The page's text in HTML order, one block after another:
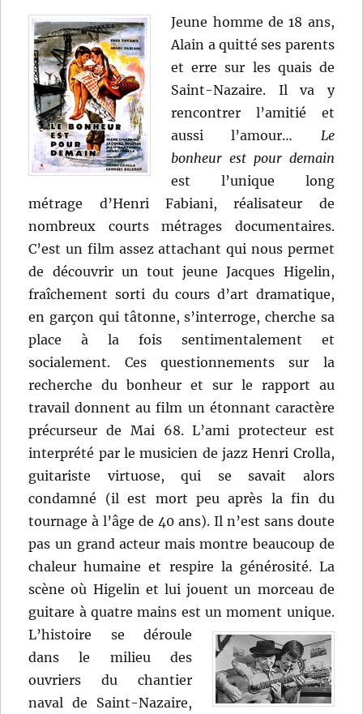
Ford
Jeune homme de 18 ans,
Alain a quitté ses parents
et erre sur les quais de
Saint-Nazaire. Il va y
rencontrer l’amitié et
aussi l’amour… Le
bonheur est pour demain
est l’unique long
métrage d’Henri Fabiani, réalisateur de
nombreux courts métrages documentaires.
C’est un film assez attachant qui nous permet
de découvrir un tout jeune Jacques Higelin,
fraîchement sorti du cours d’art dramatique,
en garçon qui tâtonne, s’interroge, cherche sa
place à la fois sentimentalement et
socialement. Ces questionnements sur la
recherche du bonheur et sur le rapport au
travail donnent au film un étonnant caractère
précurseur de Mai 68. L’ami protecteur est
interprété par le musicien de jazz Henri Crolla,
guitariste virtuose, qui se savait alors
condamné (il est mort peu après la fin du
tournage à l’âge de 40 ans). Il n’est sans doute
pas un grand acteur mais montre beaucoup de
chaleur humaine et respire la générosité. La
scène où Higelin et lui jouent un morceau de
guitare à quatre mains est un moment unique.
L’histoire se déroule
dans le milieu des
ouvriers du chantier
naval de Saint-Nazaire,